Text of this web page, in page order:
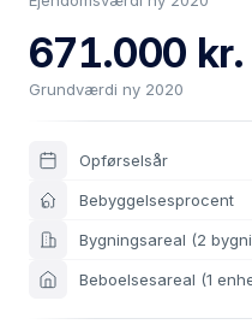
671.000 kr.
Grundværdi ny 2020
Opførselsår
Bebyggelsesprocent
Bygningsareal (2
Beboelsesareal (1